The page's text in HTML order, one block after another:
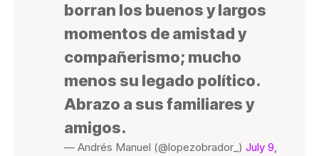
borran los buenos y largos
momentos de amistad y
compañerismo; mucho
menos su legado político.
Abrazo a sus familiares y
amigos.
— Andrés Manuel (@lopezobrador_) July 9,